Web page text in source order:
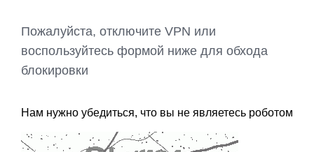
Пожалуйста, отключите VPN или
воспользуйтесь формой ниже для обхода
блокировки
Нам нужно убедиться, что вы не являетесь роботом